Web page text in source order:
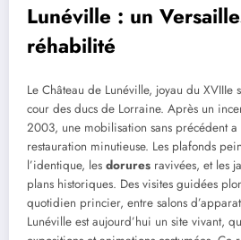
Lunéville : un
réhabilité
Le Château de Lunéville, joyau du XVIIIe
cour des ducs de Lorraine. Après un
2003, une mobilisation sans précédent
restauration minutieuse. Les plafonds
l’identique, les dorures ravivées, et les
plans historiques. Des visites guidées
quotidien princier, entre salons
Lunéville est aujourd’hui un site vivant,